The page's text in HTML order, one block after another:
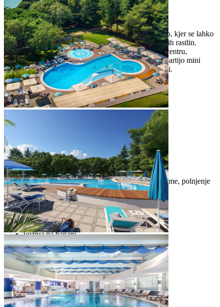
Plaža Brulo
Le 100 metrov stran od Rubin Hotela leži plaža Brulo, kjer se lahko
kopate in poležavate v senci borovcev in sredozemskih rastlin.
Izberite iz ponudbe vodnih športov v Valamar Sport centru,
zabavajte se v napihljivem vodnem parku, odigrajte partijo mini
golfa ali se okrepčajte v restavracijah in barih v bližini.
Vsebine na plaži:
ležalniki in senčniki (ob doplačilu)
kabine za preoblačenje
Valamar Sport center (proti doplačilu)
igrišče za odbojko na plaži
peskovnik in igrišče za otroke
potapljaški center (šola potapljanja, najem opreme, polnjenje
bomb)
čoln/ladja za izlete
minigolf
namizni tenis
najem pedalina, sandolina, kanujev
vožnja na banani
gliser z vzgonskim padalom
privez
napihljiv vodni park
beach bar
restavracija